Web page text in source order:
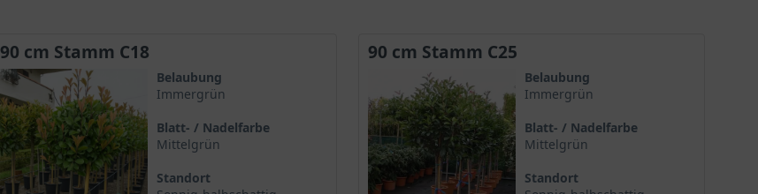
90 cm Stamm C18
Belaubung
Immergrün
Blatt- / Nadelfarbe
Mittelgrün
Standort
90 cm Stamm C25
Belaubung
Immergrün
Blatt- / Nadelfarbe
Mittelgrün
Standort